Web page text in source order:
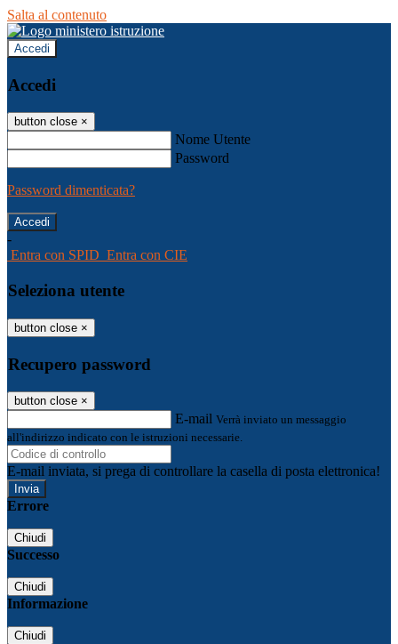
Salta al contenuto
Accedi
Accedi
button close ×
Nome Utente
Password
Password dimenticata?
-
Entra con SPID Entra con CIE
Seleziona utente
button close ×
Recupero password
button close ×
E-mail Verrà inviato un messaggio
all'indirizzo indicato con le istruzioni necessarie.
E-mail inviata, si prega di controllare la casella di posta elettronica!
Errore
Chiudi
Successo
Chiudi
Informazione
Chiudi